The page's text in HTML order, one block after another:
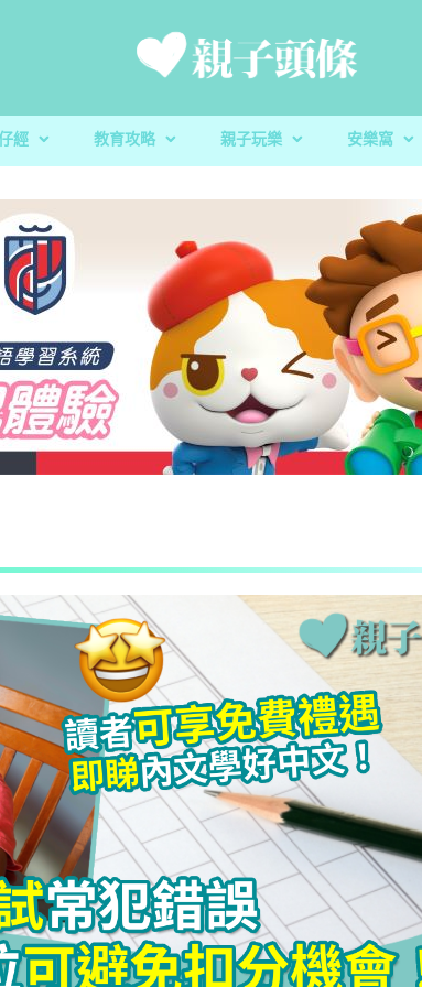
殘酷虐兒｜5歲男童餓死虐待案 母判囚22年
經
新手爸媽
醫健爸媽
家庭關係
毛孩子
教養心得
育兒教養｜放下3C產品
教育攻略
校園生活
升學指南
樂善堂梁
親子玩樂
親子飲食
親子玩意
心測開箱
親子好去
安樂窩
生活小百科
蔬菜貯存
「大粒 MAC 教室」閱讀計劃及「語文的生命
香港小童群益會
慈慧幼苗
辰民爸爸
心理學家王凱瑞 (CARREY WONG)
ALLIE保寶小教室
DR-MAX教材大王
D MIND & THE PRINCE
更多作家
育兒教養